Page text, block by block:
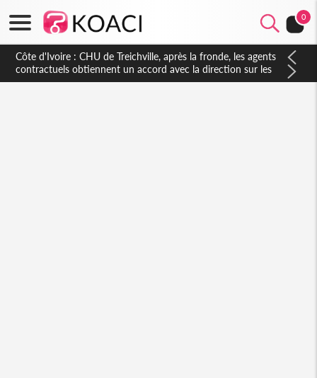
0
Côte d'Ivoire : CHU de Treichville, après la fronde, les agents
contractuels obtiennent un accord avec la direction sur les
arriérés du SMIG 2023